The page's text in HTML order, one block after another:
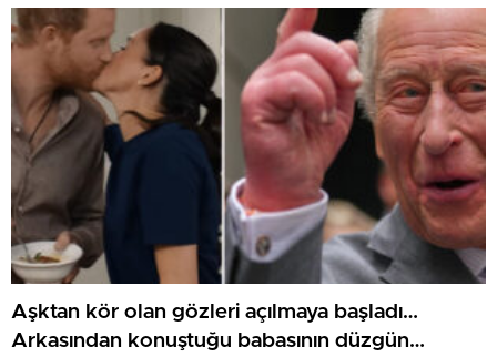
Aşktan kör olan gözleri açılmaya başladı…
Arkasından konuştuğu babasının düzgün